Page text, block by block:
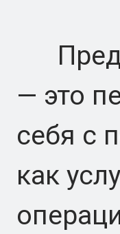
— это
себя с
как